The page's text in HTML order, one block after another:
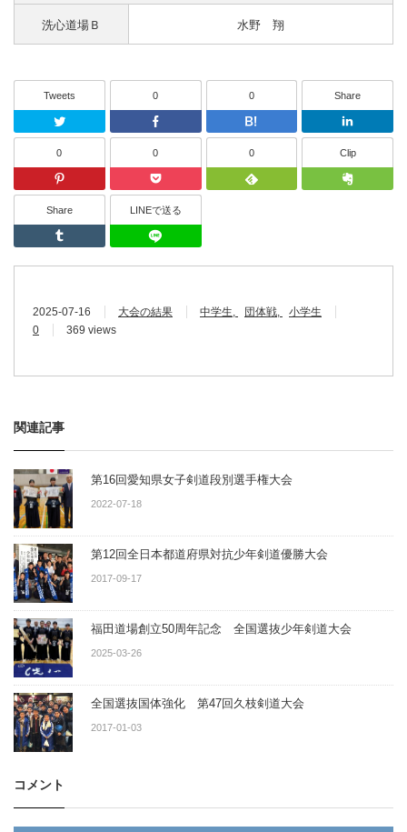
洗心道場Ｂ 水野 翔
Tweets
Twitter
0
Facebook
0
はてなブッ
Share
0
Pinterest
0
Pocket
0
Feedly
Clip
Share
Tumblr
LINEで送る
2025-07-16 大会の結果 中学生 団体戦
小学生
0
369 views
関連記事
第16回愛知県女子剣道段別選手権大会
2022-07-18
第12回全日本都道府県対抗少年剣道優勝大会
2017-09-17
福田道場創立50周年記念 全国選抜少年剣道大会
2025-03-26
全国選抜国体強化 第47回久枝剣道大会
2017-01-03
コメント